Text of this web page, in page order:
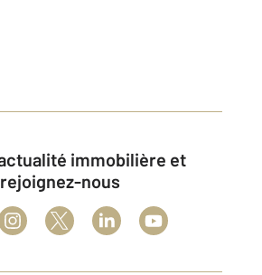
rejoignez-nous